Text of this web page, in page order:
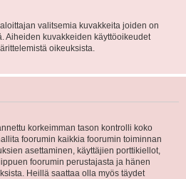
valitsemia kuvakkeita joiden on
Aiheiden kuvakkeiden käyttöoikeudet
oikeuksista.
korkeimman tason kontrolli koko
foorumin kaikkia foorumin toiminnan
asettaminen, käyttäjien porttikiellot,
foorumin perustajasta ja hänen
Heillä saattaa olla myös täydet